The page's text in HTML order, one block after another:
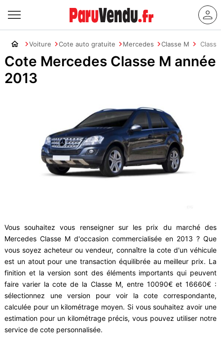
Voiture Cote auto gratuite Mercedes Classe M
Cote Mercedes Classe M année
2013
Vous souhaitez vous renseigner sur les prix du marché des
Mercedes Classe M d'occasion commercialisée en 2013 ? Que
vous soyez acheteur ou vendeur, connaître la cote d'un véhicule
est un atout pour une transaction équilibrée au meilleur prix. La
finition et la version sont des éléments importants qui peuvent
faire varier la cote de la Classe M, entre 10090€ et 16660€ :
sélectionnez une version pour voir la cote correspondante,
calculée pour un kilométrage moyen. Si vous souhaitez avoir une
estimation pour un kilométrage précis, vous pouvez utiliser notre
service de cote personnalisée.